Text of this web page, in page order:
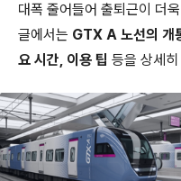
대폭 줄어들어 출퇴근이 더
글에서는 GTX A 노선의 개
요 시간, 이용 팁 등을 상세